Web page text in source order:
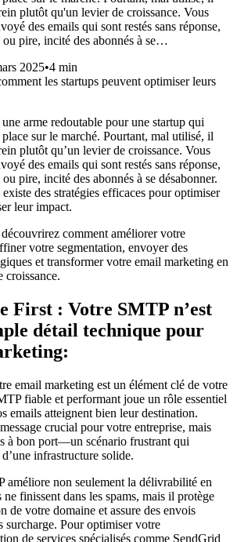
plutôt qu'un levier de croissance. Vous
des emails qui sont restés sans réponse,
ou pire, incité des abonnés à se…
2025•4 min
arme redoutable pour une startup qui
sur le marché. Pourtant, mal utilisé, il
plutôt qu’un levier de croissance. Vous
des emails qui sont restés sans réponse,
pire, incité des abonnés à se désabonner.
des stratégies efficaces pour optimiser
leur impact.
comment améliorer votre
votre segmentation, envoyer des
et transformer votre email marketing en
croissance.
First : Votre SMTP n’est
détail technique pour
email marketing est un élément clé de votre
fiable et performant joue un rôle essentiel
emails atteignent bien leur destination.
crucial pour votre entreprise, mais
à bon port—un scénario frustrant qui
infrastructure solide.
améliore non seulement la délivrabilité en
finissent dans les spams, mais il protège
de votre domaine et assure des envois
surcharge. Pour optimiser votre
de services spécialisés comme SendGrid